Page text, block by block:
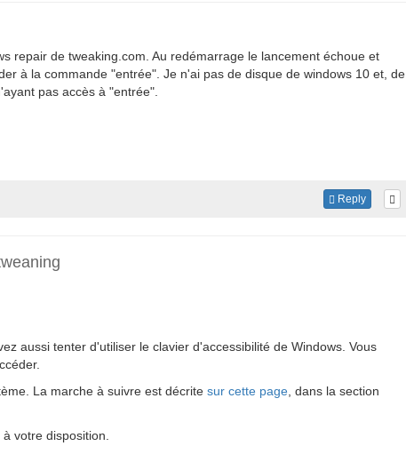
repair de tweaking.com. Au redémarrage le lancement échoue et
à la commande "entrée". Je n'ai pas de disque de windows 10 et, de
pas accès à "entrée".
Reply
aussi tenter d'utiliser le clavier d'accessibilité de Windows. Vous
La marche à suivre est décrite sur cette page, dans la section
votre disposition.